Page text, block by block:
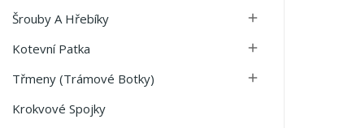
Šrouby A Hřebíky 
Kotevní Patka 
Třmeny (trámové Botky) 
Krokvové Spojky